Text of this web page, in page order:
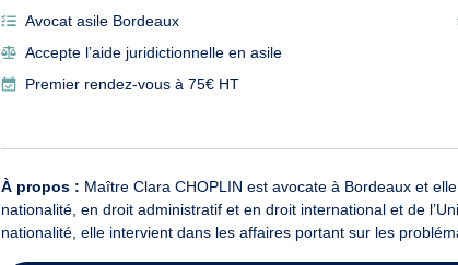
Avocat asile Bordeaux
Accepte l’aide juridictionnelle en asile
Premier rendez-vous à 75€ HT
À propos : Maître Clara CHOPLIN est avocate à Bordeaux et
nationalité, en droit administratif et en droit international et de
nationalité, elle intervient dans les affaires portant sur les